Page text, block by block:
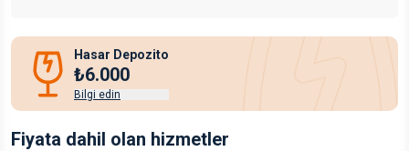
Hasar Depozito
₺6.000
Bilgi edin
Fiyata dahil olan hizmetler